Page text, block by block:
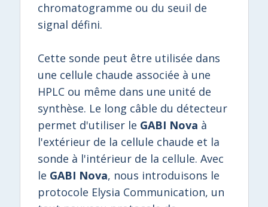
chromatogramme ou du seuil de
signal défini.
Cette sonde peut être utilisée dans
une cellule chaude associée à une
HPLC ou même dans une unité de
synthèse. Le long câble du détecteur
permet d'utiliser le GABI Nova à
l'extérieur de la cellule chaude et la
sonde à l'intérieur de la cellule. Avec
le GABI Nova, nous introduisons le
protocole Elysia Communication, un